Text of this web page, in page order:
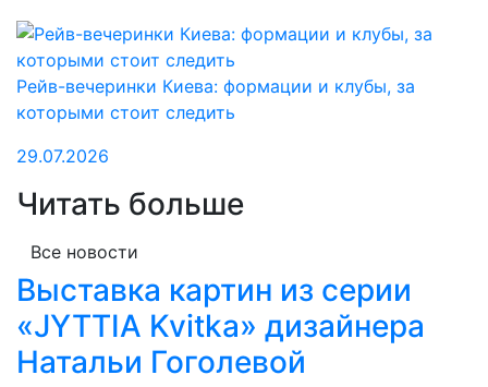
Рейв-вечеринки Киева: формации и клубы, за
которыми стоит следить
29.07.2026
Читать больше
Все новости
Выставка картин из серии
«JYTTIA Kvitka» дизайнера
Натальи Гоголевой